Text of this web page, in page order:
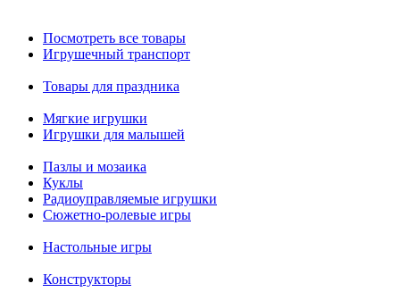
Посмотреть все товары
Игрушечный транспорт
Товары для праздника
Мягкие игрушки
Игрушки для малышей
Пазлы и мозаика
Куклы
Радиоуправляемые игрушки
Сюжетно-ролевые игры
Настольные игры
Конструкторы